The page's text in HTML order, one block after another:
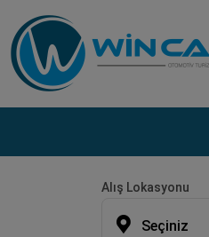
Alış Lokasyonu
Seçiniz